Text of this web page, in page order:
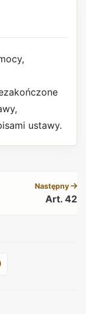
ustawy.
Następny
Art. 42